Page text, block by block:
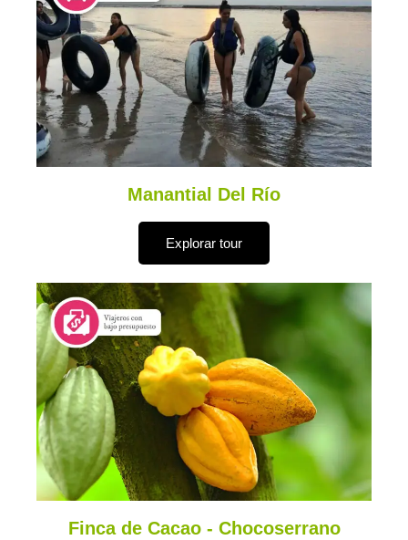
Manantial Del Río
Explorar tour
Finca de Cacao - Chocoserrano